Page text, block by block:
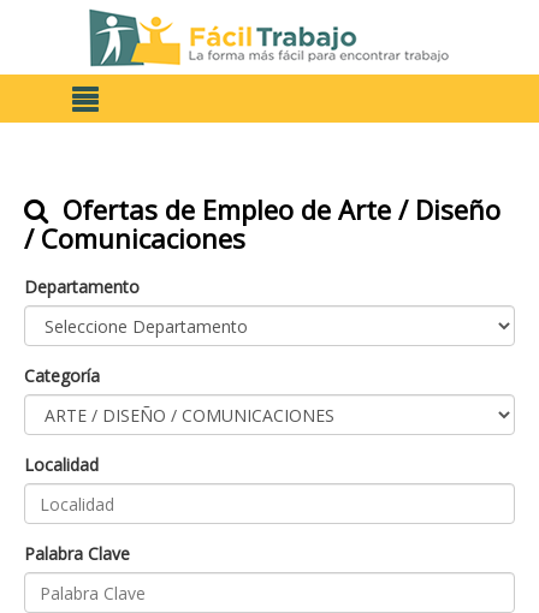
Ofertas de Empleo de Arte / Diseño
/ Comunicaciones
Departamento
Categoría
Localidad
Palabra Clave